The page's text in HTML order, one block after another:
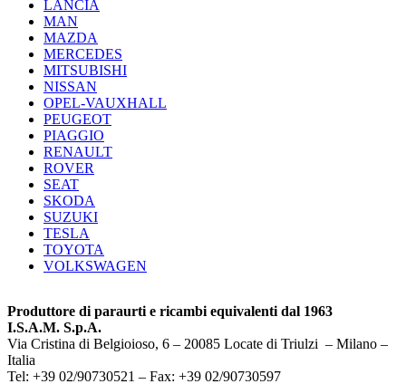
LANCIA
MAN
MAZDA
MERCEDES
MITSUBISHI
NISSAN
OPEL-VAUXHALL
PEUGEOT
PIAGGIO
RENAULT
ROVER
SEAT
SKODA
SUZUKI
TESLA
TOYOTA
VOLKSWAGEN
Produttore di paraurti e ricambi equivalenti dal 1963
I.S.A.M. S.p.A.
Via Cristina di Belgioioso, 6 – 20085 Locate di Triulzi – Milano –
Italia
Tel: +39 02/90730521 – Fax: +39 02/90730597